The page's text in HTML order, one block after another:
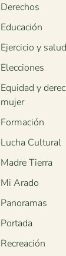
Derechos
Educación
Ejercicio y salud
Elecciones
Equidad y
mujer
Formación
Lucha Cultural
Madre Tierra
Mi Arado
Panoramas
Portada
Recreación